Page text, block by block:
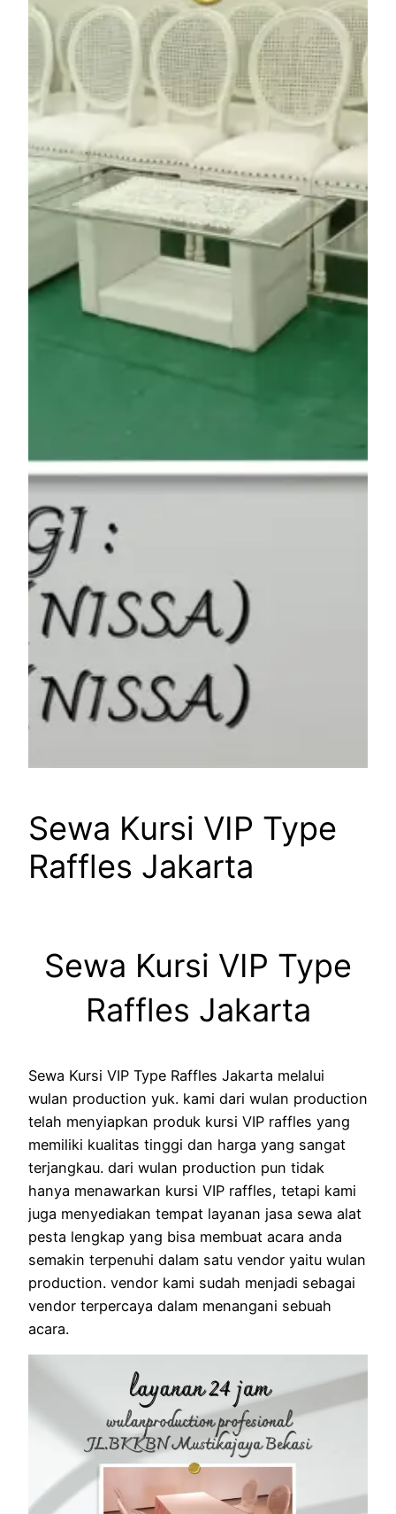
Sewa Kursi VIP Type
Raffles Jakarta
Sewa Kursi VIP Type
Raffles Jakarta
Sewa Kursi VIP Type Raffles Jakarta melalui
wulan production yuk. kami dari wulan production
telah menyiapkan produk kursi VIP raffles yang
memiliki kualitas tinggi dan harga yang sangat
terjangkau. dari wulan production pun tidak
hanya menawarkan kursi VIP raffles, tetapi kami
juga menyediakan tempat layanan jasa sewa alat
pesta lengkap yang bisa membuat acara anda
semakin terpenuhi dalam satu vendor yaitu wulan
production. vendor kami sudah menjadi sebagai
vendor terpercaya dalam menangani sebuah
acara.